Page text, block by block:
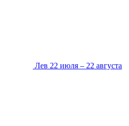
Лев 22 июля – 22 августа